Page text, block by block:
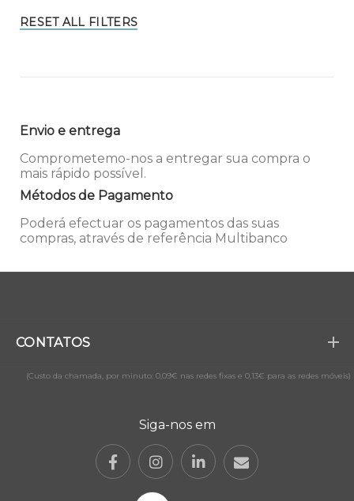
RESET ALL FILTERS
Envio e entrega
Comprometemo-nos a entregar sua compra o
mais rápido possível.
Métodos de Pagamento
Poderá efectuar os pagamentos das suas
compras, através de referência Multibanco
CONTATOS
(Custo da chamada, por minuto: 0,09€ nas redes fixas e 0,13€ para as redes móveis)
Siga-nos em